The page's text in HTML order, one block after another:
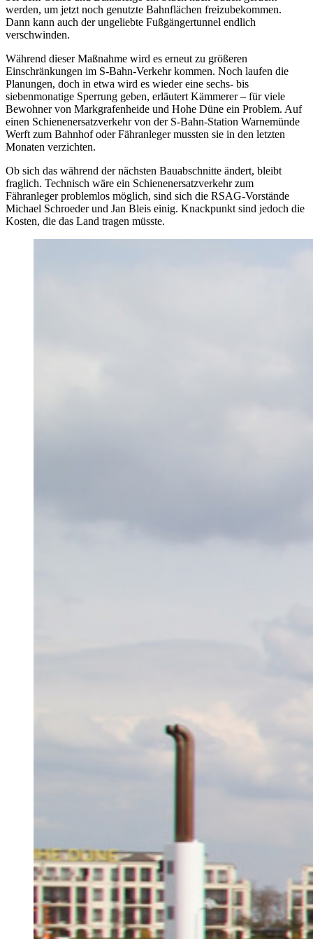
werden, um jetzt noch genutzte Bahnflächen freizubekommen.
Dann kann auch der ungeliebte Fußgängertunnel endlich
verschwinden.
Während dieser Maßnahme wird es erneut zu größeren
Einschränkungen im S-Bahn-Verkehr kommen. Noch laufen die
Planungen, doch in etwa wird es wieder eine sechs- bis
siebenmonatige Sperrung geben, erläutert Kämmerer – für viele
Bewohner von Markgrafenheide und Hohe Düne ein Problem. Auf
einen Schienenersatzverkehr von der S-Bahn-Station Warnemünde
Werft zum Bahnhof oder Fähranleger mussten sie in den letzten
Monaten verzichten.
Ob sich das während der nächsten Bauabschnitte ändert, bleibt
fraglich. Technisch wäre ein Schienenersatzverkehr zum
Fähranleger problemlos möglich, sind sich die RSAG-Vorstände
Michael Schroeder und Jan Bleis einig. Knackpunkt sind jedoch die
Kosten, die das Land tragen müsste.